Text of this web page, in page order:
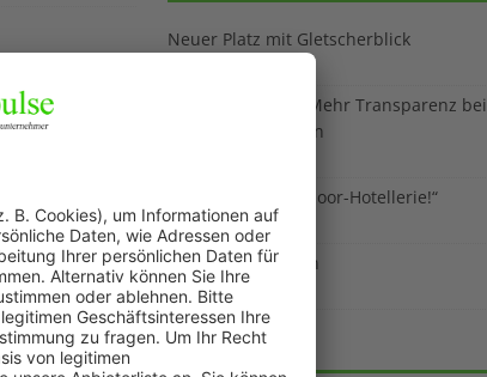
Neuer Platz mit Gletscherblick
Neue EU-Regeln: Mehr Transparenz bei
Ferienunterkünften
„Wir sind die Outdoor-Hotellerie!“
1. August 2026
Akku gegen Benzin
29. Juli 2026
KATEGORIEN